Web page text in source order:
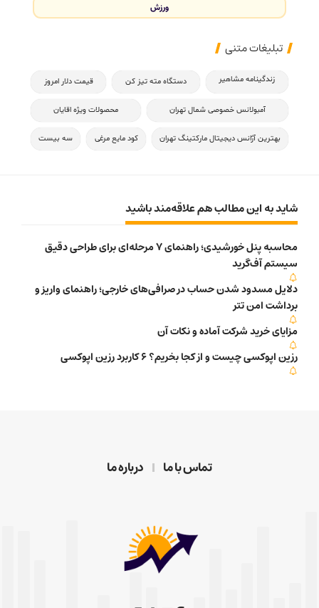
ورزش
تبلیغات متنی
زندگینامه مشاهیر دستگاه مته تیز کن قیمت دلار امروز
آمبولانس خصوصی شمال تهران محصولات ویژه اقایان
بهترین آژانس دیجیتال مارکتینگ تهران کود مایع مرغی سه بیست
شاید به این مطالب هم علاقه‌مند باشید
محاسبه پنل خورشیدی؛ راهنمای 7 مرحله‌ای برای طراحی دقیق
سیستم آف‌گرید
دلایل مسدود شدن حساب در صرافی‌های خارجی؛ راهنمای واریز و
برداشت امن تتر
مزایای خرید شرکت آماده و نکات آن
رزین اپوکسی چیست و از کجا بخریم؟ 6 کاربرد رزین اپوکسی
تماس با ما درباره ما